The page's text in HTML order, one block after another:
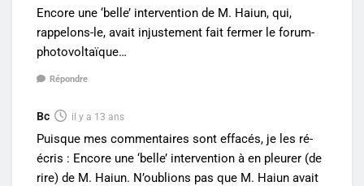
Encore une ‘belle’ intervention de M. Haiun, qui,
rappelons-le, avait injustement fait fermer le forum-
photovoltaïque…
Répondre
Bc il y a 13 ans
Puisque mes commentaires sont effacés, je les ré-
écris : Encore une ‘belle’ intervention à en pleurer (de
rire) de M. Haiun. N’oublions pas que M. Haiun avait